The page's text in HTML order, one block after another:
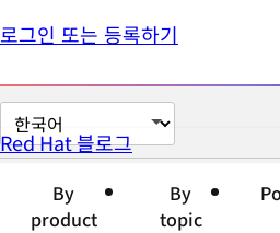
로그인 또는 등록하기
페
이
Red Hat 블로그
By
product
By
topic